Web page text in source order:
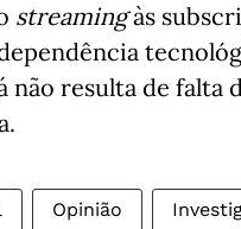
streamingàs
não resulta de falta
Opinião